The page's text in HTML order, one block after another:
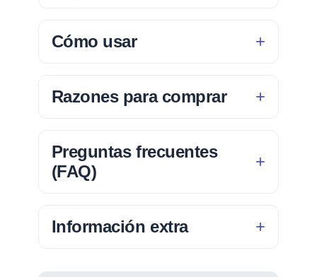
Cómo usar
Razones para comprar
Preguntas frecuentes
(FAQ)
Información extra